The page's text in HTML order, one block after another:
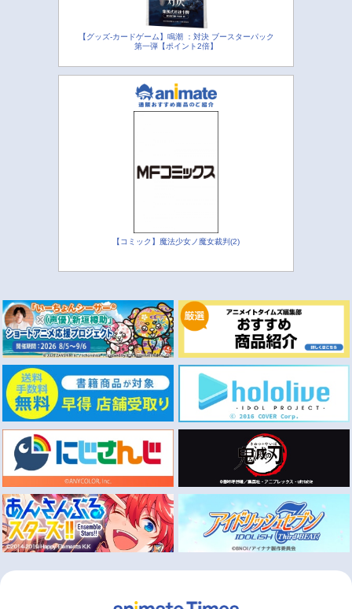
【グッズ-カードゲーム】鳴潮 ：対決 ブースターパック
第一弾【ポイント2倍】
【コミック】魔法少女ノ魔女裁判(2)